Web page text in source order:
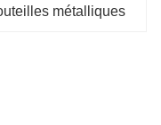
métalliques